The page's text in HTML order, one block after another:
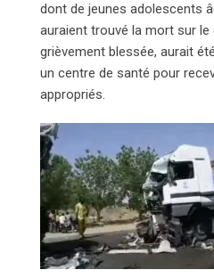
dont de jeunes adolescents
auraient trouvé la mort sur le
grièvement blessée, aurait
un centre de santé pour
appropriés.